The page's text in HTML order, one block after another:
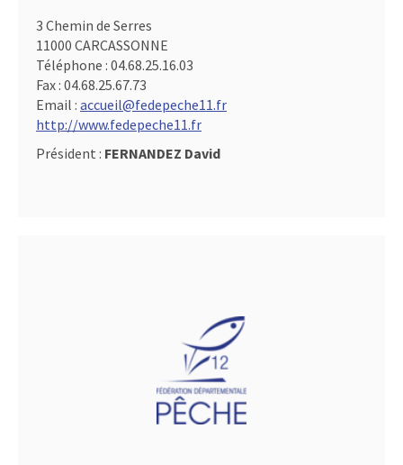
3 Chemin de Serres
11000 CARCASSONNE
Téléphone : 04.68.25.16.03
Fax : 04.68.25.67.73
Email : accueil@fedepeche11.fr
http://www.fedepeche11.fr
Président : FERNANDEZ David